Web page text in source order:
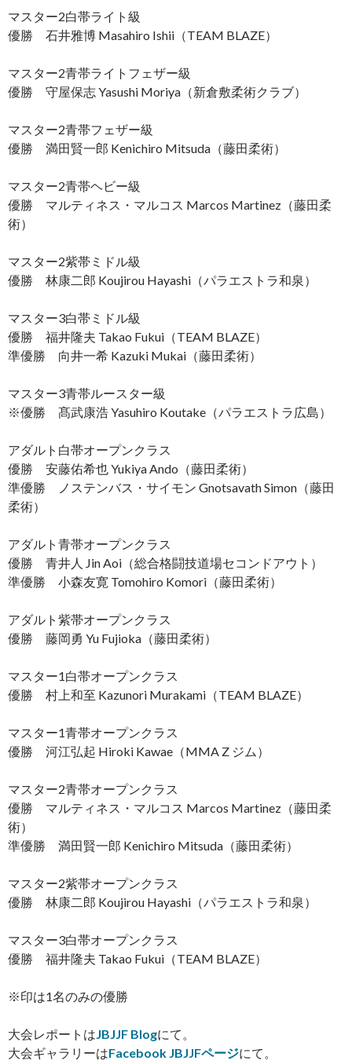
マスター2白帯ライト級
優勝 石井雅博 Masahiro Ishii（TEAM BLAZE）
マスター2青帯ライトフェザー級
優勝 守屋保志 Yasushi Moriya（新倉敷柔術クラブ）
マスター2青帯フェザー級
優勝 満田賢一郎 Kenichiro Mitsuda（藤田柔術）
マスター2青帯ヘビー級
優勝 マルティネス・マルコス Marcos Martinez（藤田柔
術）
マスター2紫帯ミドル級
優勝 林康二郎 Koujirou Hayashi（パラエストラ和泉）
マスター3白帯ミドル級
優勝 福井隆夫 Takao Fukui（TEAM BLAZE）
準優勝 向井一希 Kazuki Mukai（藤田柔術）
マスター3青帯ルースター級
※優勝 髙武康浩 Yasuhiro Koutake（パラエストラ広島）
アダルト白帯オープンクラス
優勝 安藤佑希也 Yukiya Ando（藤田柔術）
準優勝 ノステンバス・サイモン Gnotsavath Simon（藤田
柔術）
アダルト青帯オープンクラス
優勝 青井人 Jin Aoi（総合格闘技道場セコンドアウト）
準優勝 小森友寛 Tomohiro Komori（藤田柔術）
アダルト紫帯オープンクラス
優勝 藤岡勇 Yu Fujioka（藤田柔術）
マスター1白帯オープンクラス
優勝 村上和至 Kazunori Murakami（TEAM BLAZE）
マスター1青帯オープンクラス
優勝 河江弘起 Hiroki Kawae（MMA Z ジム）
マスター2青帯オープンクラス
優勝 マルティネス・マルコス Marcos Martinez（藤田柔
術）
準優勝 満田賢一郎 Kenichiro Mitsuda（藤田柔術）
マスター2紫帯オープンクラス
優勝 林康二郎 Koujirou Hayashi（パラエストラ和泉）
マスター3白帯オープンクラス
優勝 福井隆夫 Takao Fukui（TEAM BLAZE）
※印は1名のみの優勝
大会レポートは JBJJF Blogにて。
大会ギャラリーはFacebook JBJJFページにて。